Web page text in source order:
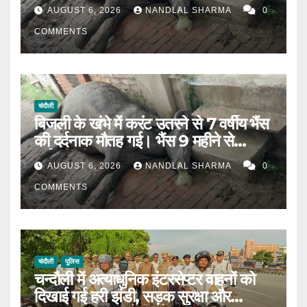
AUGUST 6, 2026 NANDLAL SHARMA 0
COMMENTS
चंदौली
बिजली के खंभे में करंट उतरने से 7 वर्षीय भैंस
की दर्दनाक मौतह गई। भैंस 9 महीने से
गर्भवती थी।
AUGUST 6, 2026 NANDLAL SHARMA 0
COMMENTS
चंदौली पुलिस
चन्दौली में अत्याधुनिक इंटरसेप्टर वाहनों को
दिखाई गई हरी झंडी, सड़क सुरक्षा और